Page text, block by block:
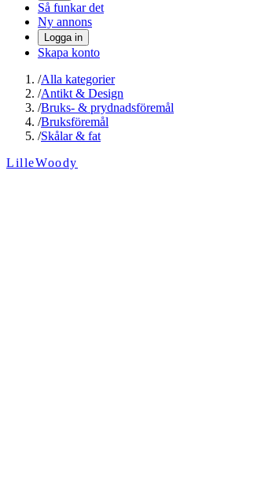
Så funkar det
Ny annons
Logga in
Skapa konto
/Alla kategorier
/Antikt & Design
/Bruks- & prydnadsföremål
/Bruksföremål
/Skålar & fat
LilleWoody